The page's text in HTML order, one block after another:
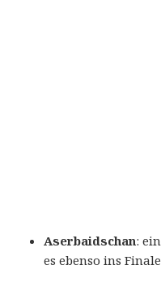
Aserbaidschan:
es ebenso ins